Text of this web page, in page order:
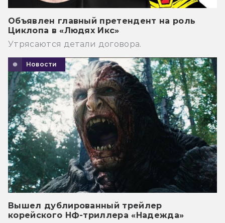
Объявлен главный претендент на роль
Циклопа в «Людях Икс»
Утрясаются детали договора.
Новости
Вышел дублированный трейлер
корейского НФ-триллера «Надежда»